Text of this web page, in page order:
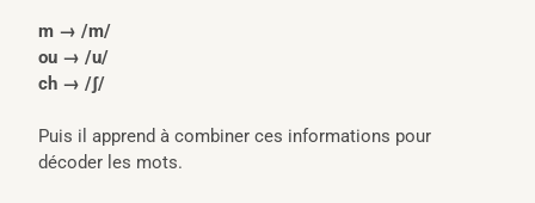
m → /m/
ou → /u/
ch → /ʃ/
Puis il apprend à combiner ces informations pour
décoder les mots.